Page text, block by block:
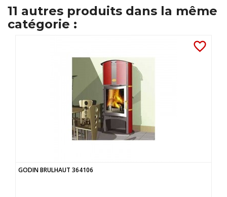
11 autres produits dans la même
catégorie :
GODIN BRULHAUT 364106
favorite_border